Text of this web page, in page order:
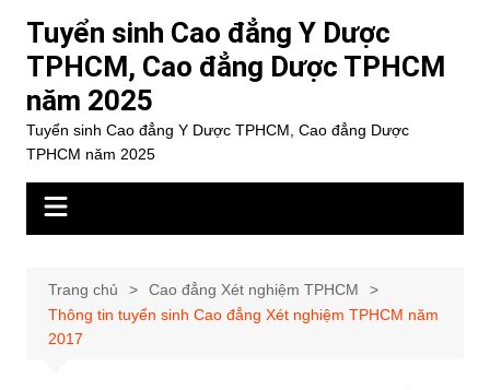
dung
Tuyển sinh Cao đẳng Y Dược
TPHCM, Cao đẳng Dược TPHCM
năm 2025
Tuyển sinh Cao đẳng Y Dược TPHCM, Cao đẳng Dược
TPHCM năm 2025
Trang chủ
Cao đẳng Xét nghiệm TPHCM
Thông tin tuyển sinh Cao đẳng Xét nghiệm TPHCM năm
2017